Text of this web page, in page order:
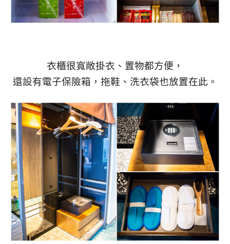
衣櫃很寬敞掛衣、置物都方便，
還設有電子保險箱，拖鞋、洗衣袋也放置在此。